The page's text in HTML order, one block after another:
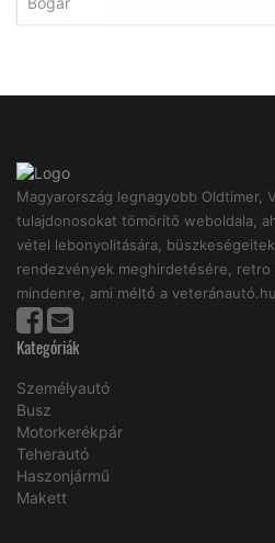
Magyarország legnagyobb Oldtimer,
tulajdonosokat tömörítő weboldala,
vétel lebonyolitására,
rendezvények meghirdetésére, retro
mindenre, ami méltó a
Kategóriák
Személyautó
Busz
Motorkerékpár
Teherautó
Haszonjármű
Makett